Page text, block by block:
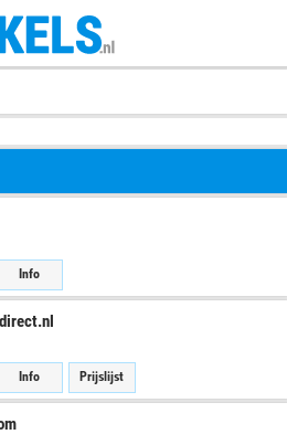
Info
Info Prijslijst